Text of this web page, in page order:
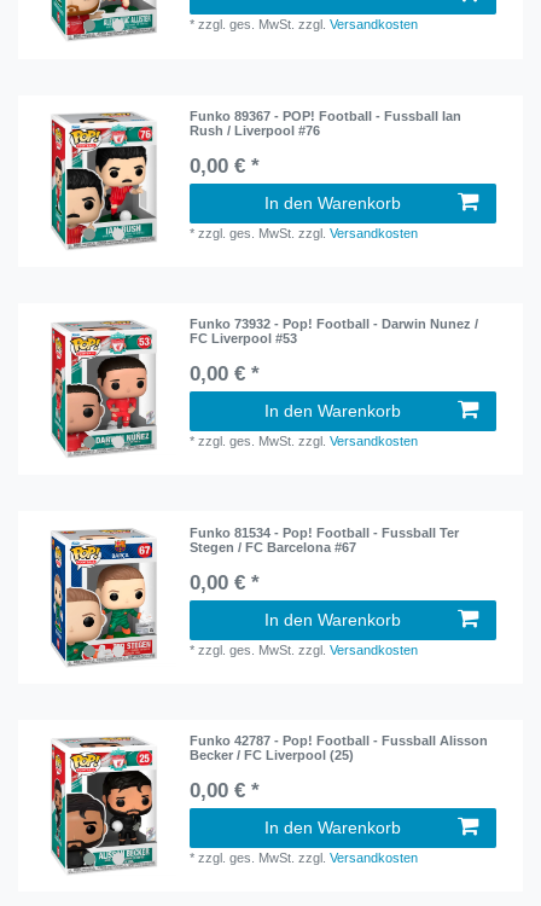
*zzgl. ges. MwSt. zzgl.Versandkosten
Funko 89367 - POP! Football - Fussball Ian
Rush / Liverpool #76
0,00 € *
In den Warenkorb
*zzgl. ges. MwSt. zzgl.Versandkosten
Funko 73932 - Pop! Football - Darwin Nunez /
FC Liverpool #53
0,00 € *
In den Warenkorb
*zzgl. ges. MwSt. zzgl.Versandkosten
Funko 81534 - Pop! Football - Fussball Ter
Stegen / FC Barcelona #67
0,00 € *
In den Warenkorb
*zzgl. ges. MwSt. zzgl.Versandkosten
Funko 42787 - Pop! Football - Fussball Alisson
Becker / FC Liverpool (25)
0,00 € *
In den Warenkorb
*zzgl. ges. MwSt. zzgl.Versandkosten